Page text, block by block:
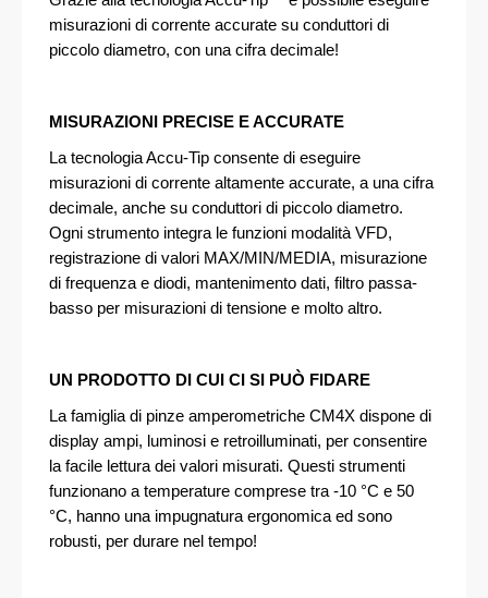
misurazioni di corrente accurate su conduttori di
piccolo diametro, con una cifra decimale!
MISURAZIONI PRECISE E ACCURATE
La tecnologia Accu-Tip consente di eseguire
misurazioni di corrente altamente accurate, a una cifra
decimale, anche su conduttori di piccolo diametro.
Ogni strumento integra le funzioni modalità VFD,
registrazione di valori MAX/MIN/MEDIA, misurazione
di frequenza e diodi, mantenimento dati, filtro passa-
basso per misurazioni di tensione e molto altro.
UN PRODOTTO DI CUI CI SI PUÒ FIDARE
La famiglia di pinze amperometriche CM4X dispone di
display ampi, luminosi e retroilluminati, per consentire
la facile lettura dei valori misurati. Questi strumenti
funzionano a temperature comprese tra -10 °C e 50
°C, hanno una impugnatura ergonomica ed sono
robusti, per durare nel tempo!